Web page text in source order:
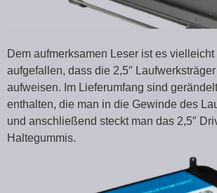
Dem aufmerksamen Leser ist es vielleicht
aufgefallen, dass die 2,5″
aufweisen. Im Lieferumfang sind
enthalten, die man in die Gewinde des
und anschließend steckt man das 2,5″
Haltegummis.